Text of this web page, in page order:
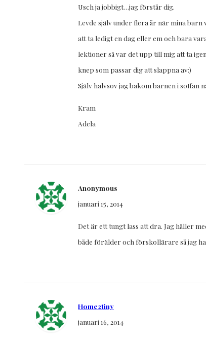
Usch ja jobbigt…jag förstår dig.
Levde själv under flera år när mina
att ta ledigt en dag eller em och bara
lektioner så var det upp till mig att ta
knep som passar dig att slappna av:)
Själv halvsov jag bakom barnen i soffan
Kram
Adela
Anonymous
januari 15, 2014
Det är ett tungt lass att dra. Jag håller
både förälder och förskollärare så jag
Home2tiny
januari 16, 2014